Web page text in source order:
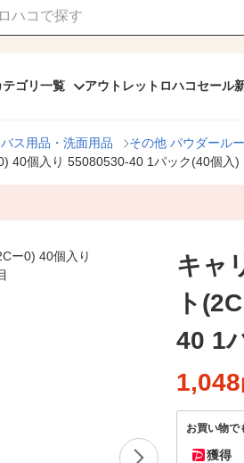
テゴリ一覧 アウトレット ロハコセール
バス用品・洗面用品 その他 パウダール
40個入り 55080530-40 1パック(40個入)
キャ
ト
40 1
1,048
お買い物で
獲得